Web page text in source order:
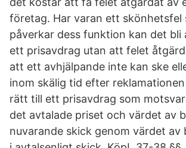
företag. Har varan ett skönhetsfel
påverkar dess funktion kan det bli
ett prisavdrag utan att felet
att ett avhjälpande inte kan ske
inom skälig tid efter
rätt till ett prisavdrag som
det avtalade priset och värdet av
nuvarande skick genom värdet av